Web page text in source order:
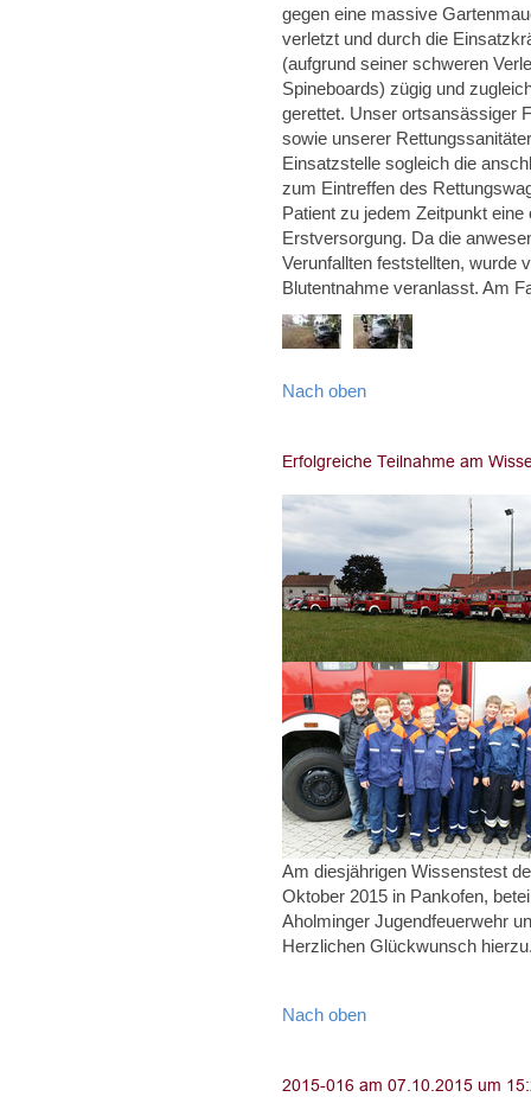
gegen eine massive
verletzt und durch die
(aufgrund seiner schweren
Spineboards) zügig und
gerettet. Unser ortsansässiger
sowie unserer
Einsatzstelle sogleich die
zum Eintreffen des
Patient zu jedem Zeitpunkt
Erstversorgung. Da die
Verunfallten feststellten, wurde
Blutentnahme veranlasst. Am
Nach oben
Am diesjährigen Wissenstest
Oktober 2015 in Pankofen,
Aholminger Jugendfeuerwehr
Herzlichen Glückwunsch
Nach oben